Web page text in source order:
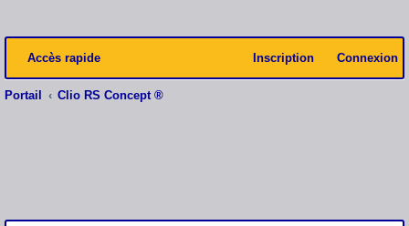
Accès rapide Connexion
Inscription
Portail Clio RS Concept ®